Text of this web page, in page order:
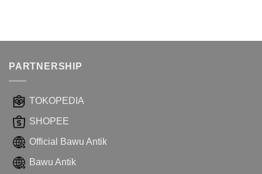
PARTNERSHIP
TOKOPEDIA
SHOPEE
Official Bawu Antik
Bawu Antik